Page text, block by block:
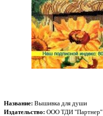
Название: Вышивка для души
Издательство: ООО ТДИ "Партнер"